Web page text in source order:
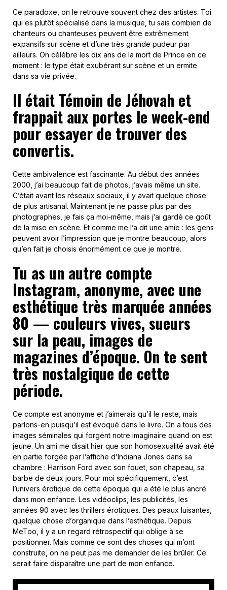
Ce paradoxe, on le retrouve souvent chez des artistes. Toi
qui es plutôt spécialisé dans la musique, tu sais combien de
chanteurs ou chanteuses peuvent être extrêmement
expansifs sur scène et d’une très grande pudeur par
ailleurs. On célèbre les dix ans de la mort de Prince en ce
moment : le type était exubérant sur scène et un ermite
dans sa vie privée.
Il était Témoin de Jéhovah et
frappait aux portes le week-end
pour essayer de trouver des
convertis.
Cette ambivalence est fascinante. Au début des années
2000, j’ai beaucoup fait de photos, j’avais même un site.
C’était avant les réseaux sociaux, il y avait quelque chose
de plus artisanal. Maintenant je ne passe plus par des
photographes, je fais ça moi-même, mais j’ai gardé ce goût
de la mise en scène. Et comme me l’a dit une amie : les gens
peuvent avoir l’impression que je montre beaucoup, alors
qu’en fait je choisis énormément ce que je montre.
Tu as un autre compte
Instagram, anonyme, avec une
esthétique très marquée années
80 — couleurs vives, sueurs
sur la peau, images de
magazines d’époque. On te sent
très nostalgique de cette
période.
Ce compte est anonyme et j’aimerais qu’il le reste, mais
parlons-en puisqu’il est évoqué dans le livre. On a tous des
images séminales qui forgent notre imaginaire quand on est
jeune. Un ami me disait hier que son homosexualité avait été
en partie forgée par l’affiche d’Indiana Jones dans sa
chambre : Harrison Ford avec son fouet, son chapeau, sa
barbe de deux jours. Pour moi spécifiquement, c’est
l’univers érotique de cette époque qui a été le plus ancré
dans mon enfance. Les vidéoclips, les publicités, les
années 90 avec les thrillers érotiques. Des peaux luisantes,
quelque chose d’organique dans l’esthétique. Depuis
MeToo, il y a un regard rétrospectif qui oblige à se
positionner. Mais comme ce sont des choses qui m’ont
construite, on ne peut pas me demander de les brûler. Ce
serait faire disparaître une part de mon enfance.